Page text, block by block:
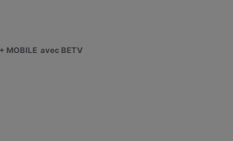
MOBILE avec BETV